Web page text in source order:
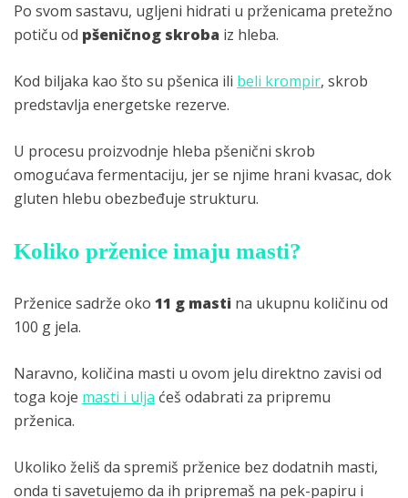
Po svom sastavu, ugljeni hidrati u prženicama pretežno
potiču od pšeničnog skroba iz hleba.
Kod biljaka kao što su pšenica ili beli krompir, skrob
predstavlja energetske rezerve.
U procesu proizvodnje hleba pšenični skrob
omogućava fermentaciju, jer se njime hrani kvasac, dok
gluten hlebu obezbeđuje strukturu.
Koliko prženice imaju masti?
Prženice sadrže oko 11 g masti na ukupnu količinu od
100 g jela.
Naravno, količina masti u ovom jelu direktno zavisi od
toga koje masti i ulja ćeš odabrati za pripremu
prženica.
Ukoliko želiš da spremiš prženice bez dodatnih masti,
onda ti savetujemo da ih pripremaš na pek-papiru i